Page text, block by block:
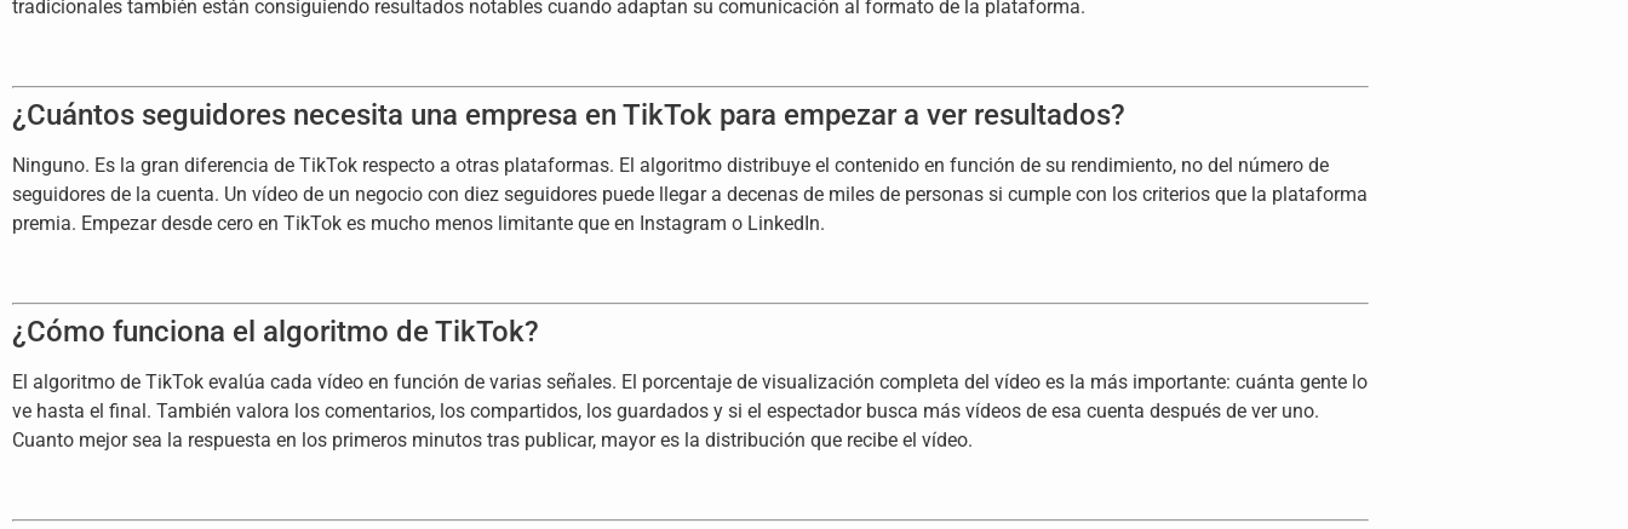
tradicionales también están consiguiendo resultados notables cuando adaptan su comunicación al formato de la plataforma.
¿Cuántos seguidores necesita una empresa en TikTok para empezar a ver resultados?
Ninguno. Es la gran diferencia de TikTok respecto a otras plataformas. El algoritmo distribuye el contenido en función de su rendimiento, no del número de
seguidores de la cuenta. Un vídeo de un negocio con diez seguidores puede llegar a decenas de miles de personas si cumple con los criterios que la plataforma
premia. Empezar desde cero en TikTok es mucho menos limitante que en Instagram o LinkedIn.
¿Cómo funciona el algoritmo de TikTok?
El algoritmo de TikTok evalúa cada vídeo en función de varias señales. El porcentaje de visualización completa del vídeo es la más importante: cuánta gente lo
ve hasta el final. También valora los comentarios, los compartidos, los guardados y si el espectador busca más vídeos de esa cuenta después de ver uno.
Cuanto mejor sea la respuesta en los primeros minutos tras publicar, mayor es la distribución que recibe el vídeo.